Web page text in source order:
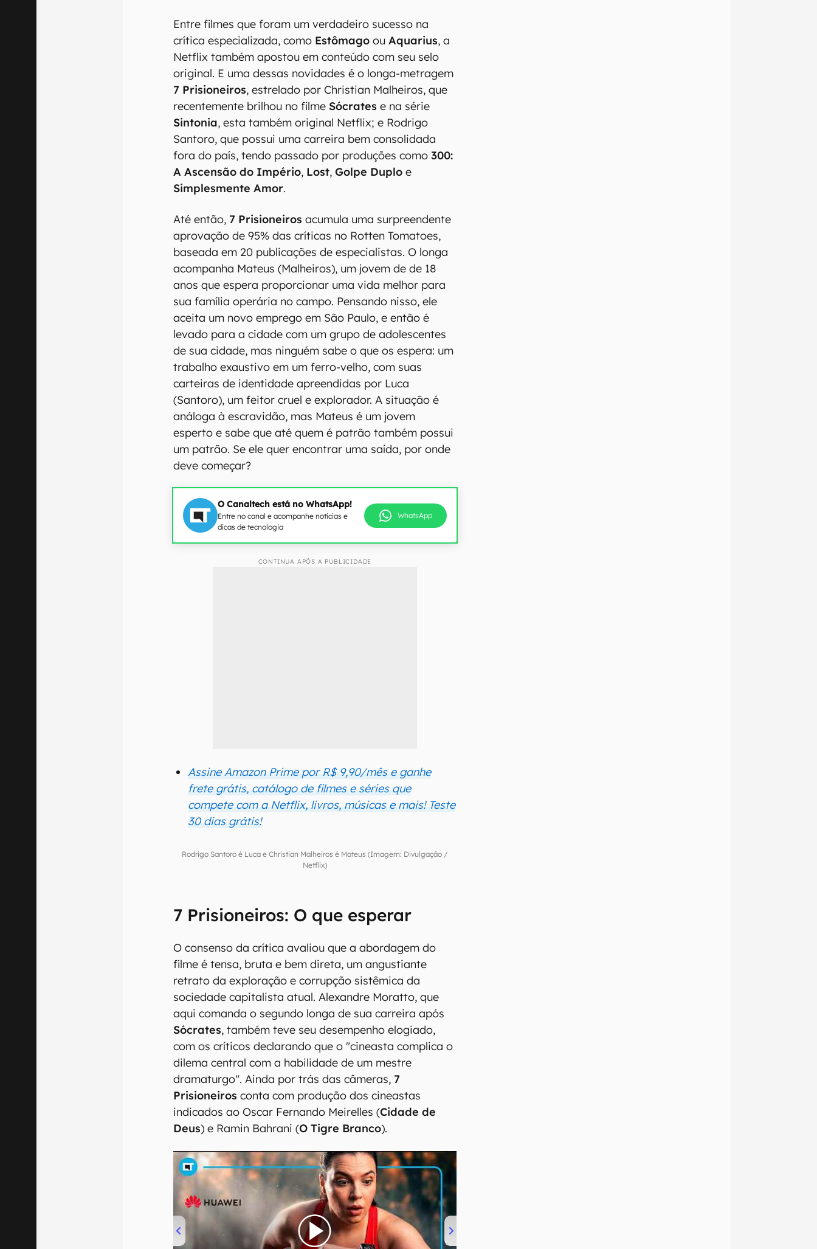
Entre filmes que foram um verdadeiro sucesso na
crítica especializada, como EstômagoouAquarius, a
Netflix também apostou em conteúdo com seu selo
original. E uma dessas novidades é o longa-metragem
7 Prisioneiros, estrelado por Christian Malheiros, que
recentemente brilhou no filme Sócratese na série
Sintonia, esta também original Netflix; e Rodrigo
Santoro, que possui uma carreira bem consolidada
fora do país, tendo passado por produções como300:
A Ascensão do Império, Lost,Golpe Duploe
Simplesmente Amor.
Até então, 7 Prisioneirosacumula uma surpreendente
aprovação de 95% das críticas no Rotten Tomatoes,
baseada em 20 publicações de especialistas. O longa
acompanha Mateus (Malheiros), um jovem de de 18
anos que espera proporcionar uma vida melhor para
sua família operária no campo. Pensando nisso, ele
aceita um novo emprego em São Paulo, e então é
levado para a cidade com um grupo de adolescentes
de sua cidade, mas ninguém sabe o que os espera: um
trabalho exaustivo em um ferro-velho, com suas
carteiras de identidade apreendidas por Luca
(Santoro), um feitor cruel e explorador. A situação é
análoga à escravidão, mas Mateus é um jovem
esperto e sabe que até quem é patrão também possui
um patrão. Se ele quer encontrar uma saída, por onde
deve começar?
O Canaltech está no WhatsApp!
Entre no canal e acompanhe notícias e
dicas de tecnologia
WhatsApp
CONTINUA APÓS A PUBLICIDADE
Assine Amazon Prime por R$ 9,90/mês e ganhe
frete grátis, catálogo de filmes e séries que
compete com a Netflix, livros, músicas e mais! Teste
30 dias grátis!
Rodrigo Santoro é Luca e Christian Malheiros é Mateus (Imagem: Divulgação /
Netflix)
7 Prisioneiros: O que esperar
O consenso da crítica avaliou que a abordagem do
retrato da exploração e corrupção sistêmica da
sociedade capitalista atual. Alexandre Moratto, que
aqui comanda o segundo longa de sua carreira após
Sócrates, também teve seu desempenho elogiado,
com os críticos declarando que o "cineasta complica o
dilema central com a habilidade de um mestre